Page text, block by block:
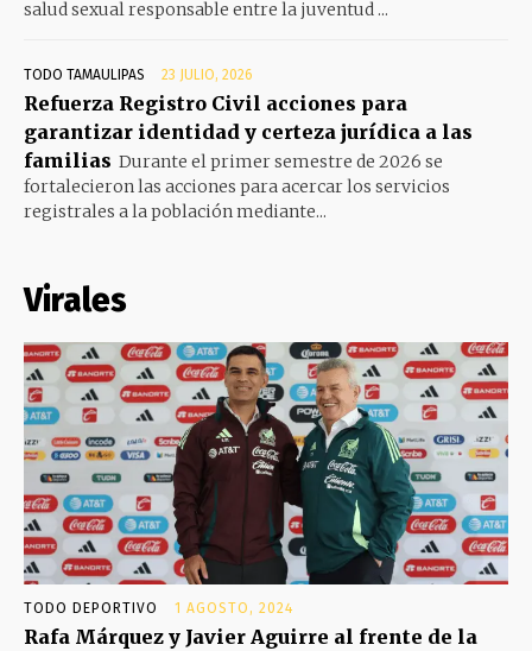
salud sexual responsable entre la juventud ...
TODO TAMAULIPAS 23 JULIO, 2026
Refuerza Registro Civil acciones para
garantizar identidad y certeza jurídica a las
familias Durante el primer semestre de 2026 se
fortalecieron las acciones para acercar los servicios
registrales a la población mediante...
Virales
TODO DEPORTIVO 1 AGOSTO, 2024
Rafa Márquez y Javier Aguirre al frente de la